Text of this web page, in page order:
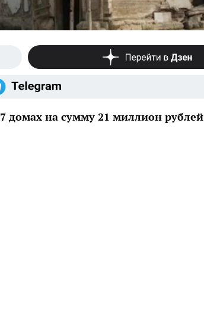
домах на сумму 21 миллион рублей